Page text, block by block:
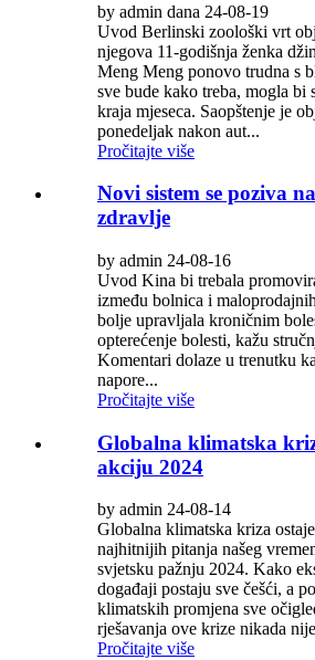
by admin dana 24-08-19
Uvod Berlinski zoološki vrt
njegova 11-godišnja ženka
Meng Meng ponovo trudna s
sve bude kako treba, mogla bi
kraja mjeseca. Saopštenje je
ponedeljak nakon aut...
Pročitajte više
Novi sistem se poziva
zdravlje
by admin 24-08-16
Uvod Kina bi trebala
između bolnica i
bolje upravljala kroničnim
opterećenje bolesti, kažu
Komentari dolaze u trenutku
napore...
Pročitajte više
Globalna klimatska
akciju 2024
by admin 24-08-14
Globalna klimatska kriza
najhitnijih pitanja našeg
svjetsku pažnju 2024. Kako
događaji postaju sve češći, a
klimatskih promjena sve
rješavanja ove krize nikada
Pročitajte više